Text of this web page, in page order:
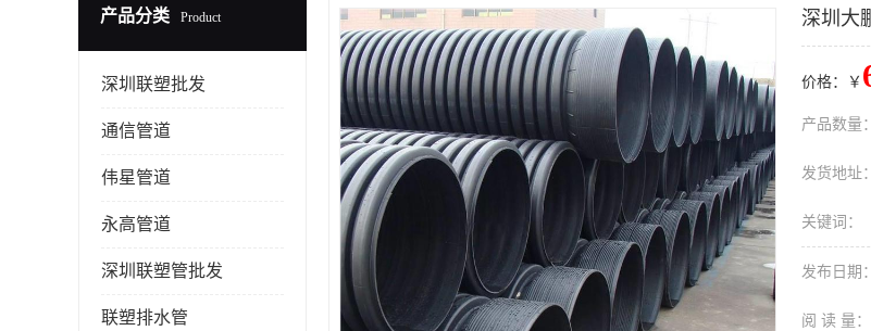
产品分类 Product
深圳联塑批发
通信管道
伟星管道
永高管道
深圳联塑管批发
联塑排水管
深圳大
价格：￥
产品数量：
发货地址：
关键词：
发布日期：
阅 读 量：